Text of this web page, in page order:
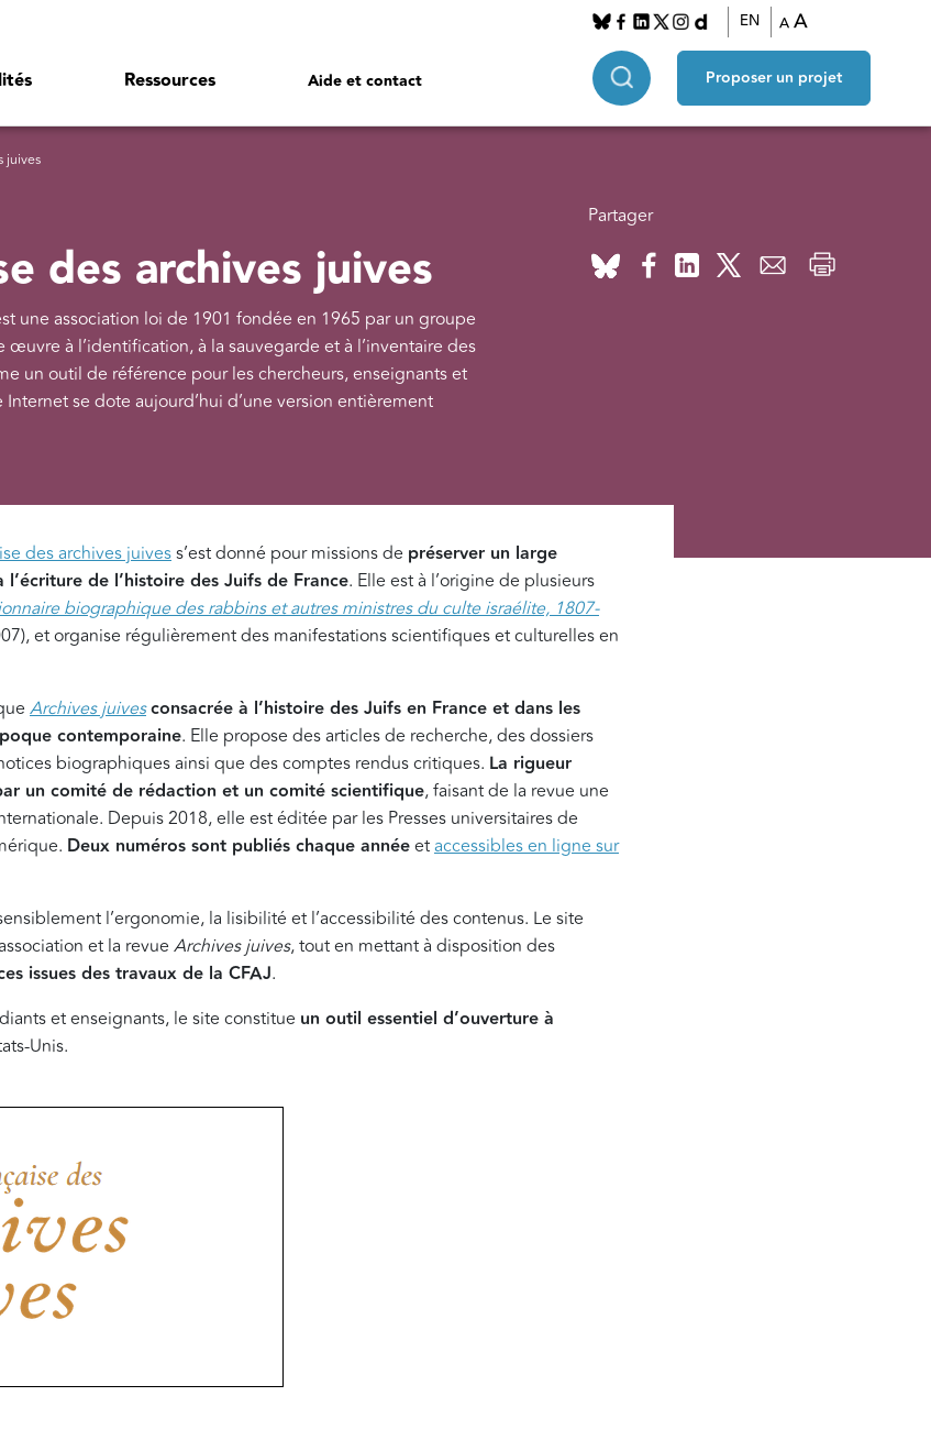
Ressources Aide et contact
EN A A
Proposer un projet
juives
des archives juives
une association loi de 1901 fondée en 1965 par un groupe
à l’identification, à la sauvegarde et à l’inventaire des
un outil de référence pour les chercheurs, enseignants et
se dote aujourd’hui d’une version entièrement
Partager
des archives juivess’est donné pour missions de préserver un large
de l’histoire des Juifs de France. Elle est à l’origine de plusieurs
biographique des rabbins et autres ministres du culte israélite, 1807-
et organise régulièrement des manifestations scientifiques et culturelles en
Archives juivesconsacrée à l’histoire des Juifs en France et dans les
contemporaine. Elle propose des articles de recherche, des dossiers
biographiques ainsi que des comptes rendus critiques. La rigueur
un comité de rédaction et un comité scientifique, faisant de la revue une
Depuis 2018, elle est éditée par les Presses universitaires de
Deux numéros sont publiés chaque annéeetaccessibles en ligne sur
l’ergonomie, la lisibilité et l’accessibilité des contenus. Le site
et la revue Archives juives, tout en mettant à disposition des
issues des travaux de la CFAJ.
et enseignants, le site constitue un outil essentiel d’ouverture à
Unis.